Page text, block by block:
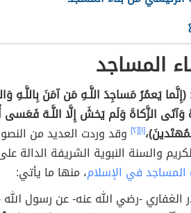
المساجد
(إِنَّما يَعمُرُ مَساجِدَ اللَّـهِ مَن آمَنَ بِاللَّـهِ
وَآتَى الزَّكاةَ وَلَم يَخشَ إِلَّا اللَّـهَ فَعَسى
[١] [٢]
وقد وردت العديد من
والسنة النبوية الشريفة الدالة
المساجد في الإسلام، منها ما يأتي:
الغفاري -رضي الله عنه- عن رسول